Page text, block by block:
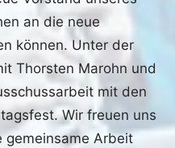
an die neue
können. Unter der
Thorsten Marohn und
mit den
Wir freuen uns
gemeinsame Arbeit